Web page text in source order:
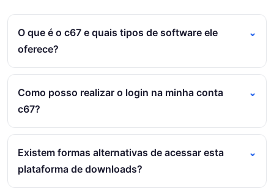
O que é o c67 e quais tipos de software ele
oferece?
Como posso realizar o login na minha conta
c67?
Existem formas alternativas de acessar esta
plataforma de downloads?